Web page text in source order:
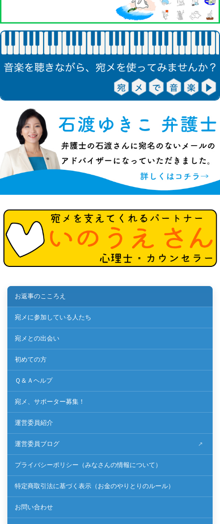
お返事のこころえ
宛メに参加している人たち
宛メとの出会い
初めての方
Ｑ＆Ａヘルプ
宛メ、サポーター募集！
運営委員紹介
運営委員ブログ
プライバシーポリシー（みなさんの情報について）
特定商取引法に基づく表示（お金のやりとりのルール）
お問い合わせ